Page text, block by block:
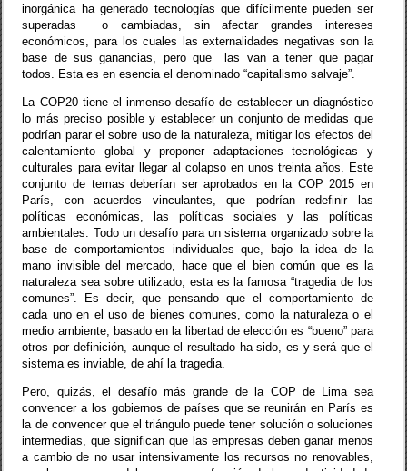
inorgánica ha generado tecnologías que difícilmente pueden ser
superadas
o cambiadas, sin afectar grandes intereses
económicos, para los cuales las externalidades negativas son la
base de sus ganancias, pero que
las van a tener que pagar
todos. Esta es en esencia el denominado “capitalismo salvaje”.
La COP20 tiene el inmenso desafío de establecer un diagnóstico
lo más preciso posible y establecer un conjunto de medidas que
podrían parar el sobre uso de la naturaleza, mitigar los efectos del
calentamiento global y proponer adaptaciones tecnológicas y
culturales para evitar llegar al colapso en unos treinta años. Este
conjunto de temas deberían ser aprobados en la COP 2015 en
París, con acuerdos vinculantes, que podrían redefinir las
políticas económicas, las políticas sociales y las políticas
ambientales. Todo un desafío para un sistema organizado sobre la
base de comportamientos individuales que, bajo la idea de la
mano invisible del mercado, hace que el bien común que es la
naturaleza sea sobre utilizado, esta es la famosa “tragedia de los
comunes”. Es decir, que pensando que el comportamiento de
cada uno en el uso de bienes comunes, como la naturaleza o el
medio ambiente, basado en la libertad de elección es “bueno” para
otros por definición, aunque el resultado ha sido, es y será que el
sistema es inviable, de ahí la tragedia.
Pero, quizás, el desafío más grande de la COP de Lima sea
convencer a los gobiernos de países que se reunirán en París es
la de convencer que el triángulo puede tener solución o soluciones
intermedias, que significan que las empresas deben ganar menos
a cambio de no usar intensivamente los recursos no renovables,